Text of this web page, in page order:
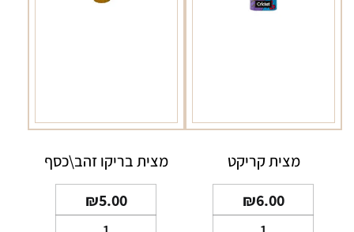
מצית קריקט
₪6.00
מצית בריקו זהב\כסף
₪5.00